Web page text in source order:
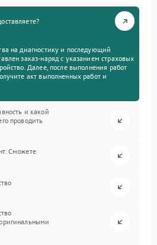
на диагностику и последующий
заказ-наряд с указанием страховых
Далее, после выполнения работ
акт выполненных работ и
и какой
проводить
Сможете